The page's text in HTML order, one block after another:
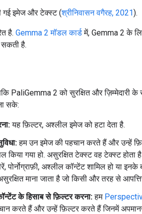
गई इमेज और टेक्स्ट (श्रीनिवासन वगैरह, 2021).
है. Gemma 2 मॉडल कार्डमें, Gemma 2 के
सकती है.
PaliGemma 2 को सुरक्षित और ज़िम्मेदारी के
सके:
यह फ़िल्टर, अश्लील इमेज को हटा देता है.
हम उन इमेज की पहचान करते हैं और उन्हें
किया गया हो. असुरक्षित टेक्स्ट वह टेक्स्ट होता
अश्लील कॉन्टेंट शामिल हो या इनके
माना जाता है जो किसी और तरह से
के हिसाब से फ़िल्टर करना:हम
करते हैं और उन्हें फ़िल्टर करते हैं जिनमें